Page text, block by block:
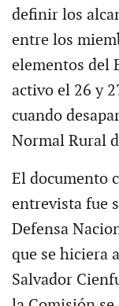
definir los
entre los
elementos del
activo el 26 y
cuando
Normal Rural
El documento
entrevista fue
Defensa
que se hiciera
Salvador